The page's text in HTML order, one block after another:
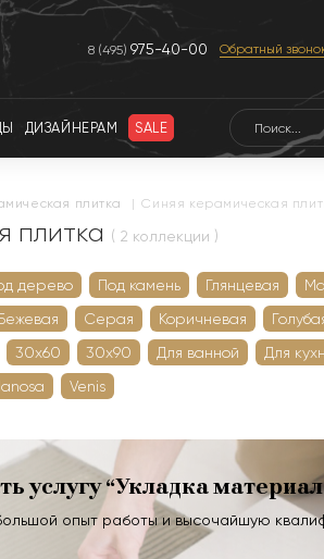
8 (495) 975-40-00 Обратный
ДИЗАЙНЕРАМ SALE
плитка | Синяя керамическая
плитка ( 2 коллекции )
дерево Под камень Глянцевая
Серая Коричневая
30х60 30х90 Для ванной Для
Venis
услугу “Укладка
опыт работы и высочайшую